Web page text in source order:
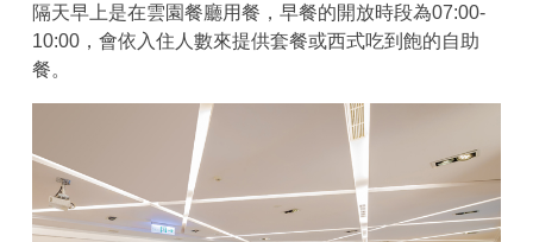
隔天早上是在雲園餐廳用餐，早餐的開放時段為07:00-
10:00，會依入住人數來提供套餐或西式吃到飽的自助
餐。